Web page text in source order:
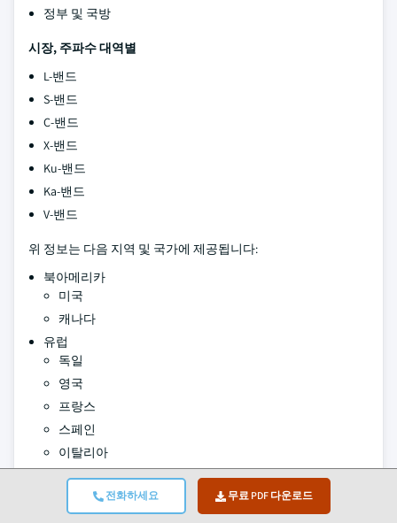
전화하세요 무료 PDF 다운로드
정부 및 국방
시장, 주파수 대역별
L-밴드
S-밴드
C-밴드
X-밴드
Ku-밴드
Ka-밴드
V-밴드
위 정보는 다음 지역 및 국가에 제공됩니다:
북아메리카
미국
캐나다
유럽
독일
영국
프랑스
스페인
이탈리아
네덜란드
아시아 태평양
중국